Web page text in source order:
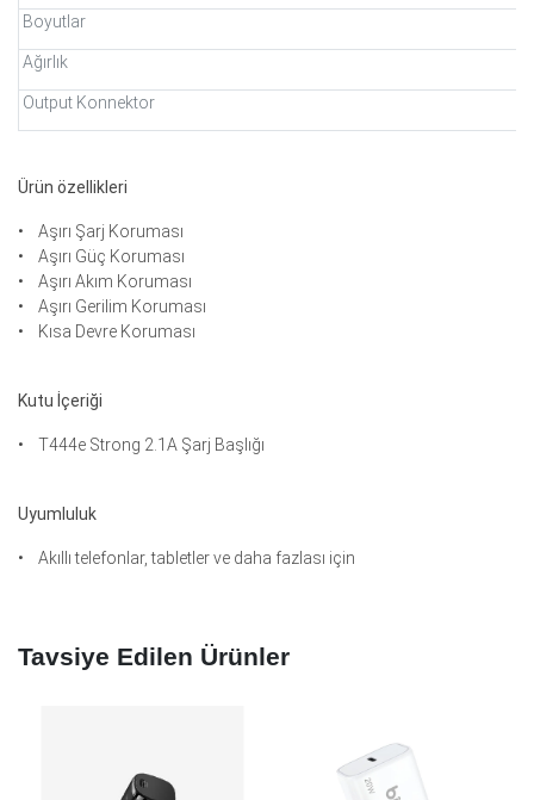
Boyutlar
Ağırlık
Output Konnektor
Ürün özellikleri
• Aşırı Şarj Koruması
• Aşırı Güç Koruması
• Aşırı Akım Koruması
• Aşırı Gerilim Koruması
• Kısa Devre Koruması
Kutu İçeriği
• T444e Strong 2.1A Şarj Başlığı
Uyumluluk
• Akıllı telefonlar, tabletler ve daha fazlası için
Tavsiye Edilen Ürünler